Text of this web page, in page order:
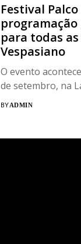
Festival
para todas
Vespasiano
O evento
de setembro, na
BYADMIN